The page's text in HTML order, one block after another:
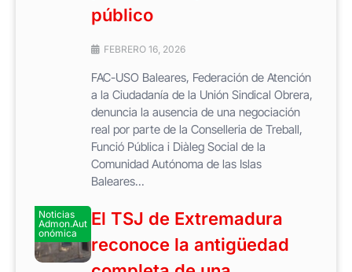
público
FEBRERO 16, 2026
FAC-USO Baleares, Federación de Atención
a la Ciudadanía de la Unión Sindical Obrera,
denuncia la ausencia de una negociación
real por parte de la Conselleria de Treball,
Funció Pública i Diàleg Social de la
Comunidad Autónoma de las Islas
Baleares...
Noticias
Admon.Aut
onómica
El TSJ de Extremadura
reconoce la antigüedad